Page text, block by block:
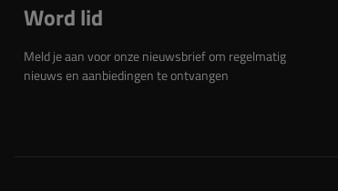
Word lid
Meld je aan voor onze nieuwsbrief om regelmatig
nieuws en aanbiedingen te ontvangen